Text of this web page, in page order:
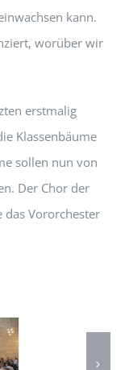
kann.
worüber wir
erstmalig
Klassenbäume
sollen nun von
Der Chor der
das Vororchester